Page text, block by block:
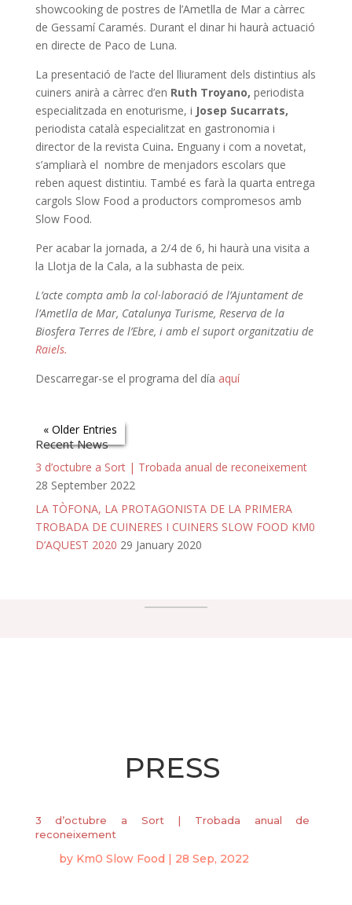
showcooking de postres de l’Ametlla de Mar a càrrec
de Gessamí Caramés. Durant el dinar hi haurà actuació
en directe de Paco de Luna.
La presentació de l’acte del lliurament dels distintius als
cuiners anirà a càrrec d’en Ruth Troyano, periodista
especialitzada en enoturisme, i Josep Sucarrats,
periodista català especialitzat en gastronomia i
director de la revista Cuina. Enguany i com a novetat,
s’ampliarà el nombre de menjadors escolars que
reben aquest distintiu. També es farà la quarta entrega
cargols Slow Food a productors compromesos amb
Slow Food.
Per acabar la jornada, a 2/4 de 6, hi haurà una visita a
la Llotja de la Cala, a la subhasta de peix.
L’acte compta amb la col·laboració de l’Ajuntament de
l’Ametlla de Mar, Catalunya Turisme, Reserva de la
Biosfera Terres de l’Ebre, i amb el suport organitzatiu de
Raiels.
Descarregar-se el programa del día aquí
« Older Entries
Recent News
3 d’octubre a Sort | Trobada anual de reconeixement
28 September 2022
LA TÒFONA, LA PROTAGONISTA DE LA PRIMERA
TROBADA DE CUINERES I CUINERS SLOW FOOD KM0
D’AQUEST 2020 29 January 2020
PRESS
3 d’octubre a Sort | Trobada anual de
reconeixement
by Km0 Slow Food | 28 Sep, 2022